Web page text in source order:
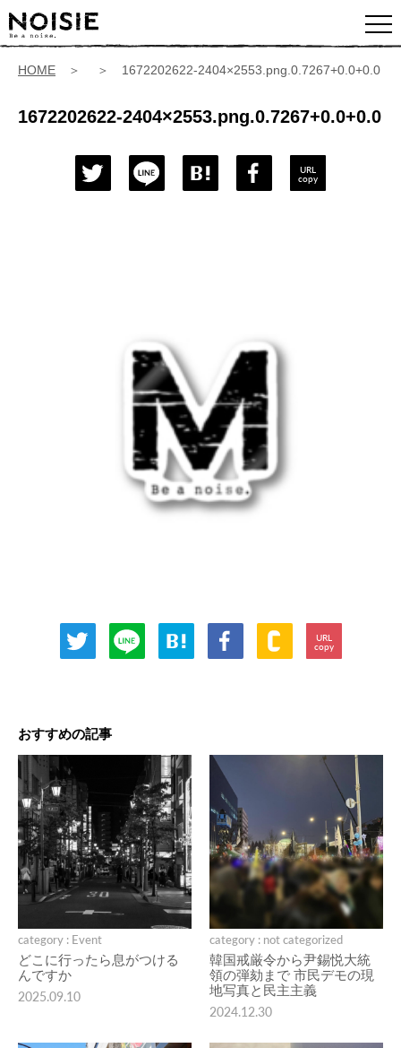
HOME ＞ ＞ 1672202622-2404×2553.png.0.7267+0.0+0.0
1672202622-2404×2553.png.0.7267+0.0+0.0
URL
copy
URL
copy
おすすめの記事
category : Event
どこに行ったら息がつける
んですか
2025.09.10
category : not categorized
韓国戒厳令から尹錫悦大統
領の弾劾まで 市民デモの現
地写真と民主主義
2024.12.30